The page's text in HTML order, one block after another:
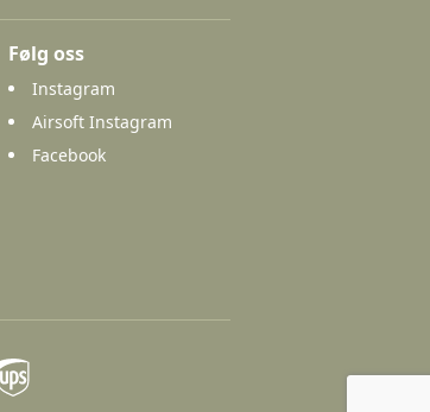
Følg oss
Instagram
Airsoft Instagram
Facebook